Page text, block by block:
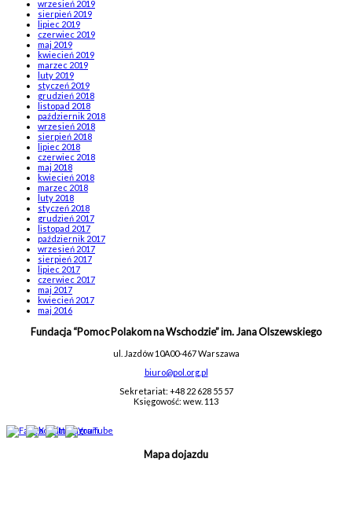
wrzesień 2019
sierpień 2019
lipiec 2019
czerwiec 2019
maj 2019
kwiecień 2019
marzec 2019
luty 2019
styczeń 2019
grudzień 2018
listopad 2018
październik 2018
wrzesień 2018
sierpień 2018
lipiec 2018
czerwiec 2018
maj 2018
kwiecień 2018
marzec 2018
luty 2018
styczeń 2018
grudzień 2017
listopad 2017
październik 2017
wrzesień 2017
sierpień 2017
lipiec 2017
czerwiec 2017
maj 2017
kwiecień 2017
maj 2016
Fundacja “Pomoc Polakom na Wschodzie” im. Jana Olszewskiego
ul. Jazdów 10A00-467 Warszawa
biuro@pol.org.pl
Sekretariat: +48 22 628 55 57
Księgowość: wew. 113
Mapa dojazdu